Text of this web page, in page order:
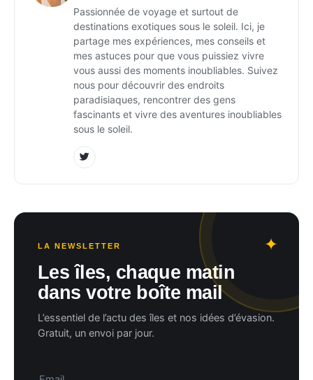
Passionnée de voyage et surtout de
destinations exotiques sous le soleil. Ici, je
partage mes expériences, mes conseils et
mes astuces pour que vous puissiez vivre
vous aussi des moments inoubliables. Suivez
nous pour découvrir des endroits
paradisiaques, rencontrer des gens
fascinants et vivre des aventures inoubliables
sous le soleil.
LA NEWSLETTER
Les îles, chaque matin
dans votre boîte mail
L’essentiel de l’actu des îles et nos idées d’évasion.
Gratuit, un envoi par jour.